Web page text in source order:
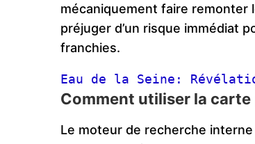
mécaniquement faire remonter
préjuger d’un risque immédiat
franchies.
Eau de la Seine:
Comment utiliser la
Le moteur de recherche